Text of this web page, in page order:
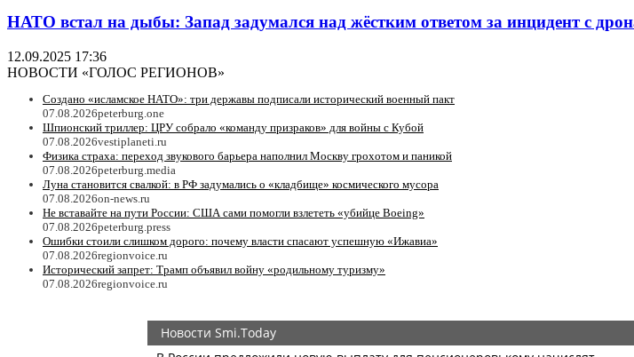
НАТО встал на дыбы: Запад задумался над жёстким ответом за инцидент с
12.09.2025 17:36
НОВОСТИ «ГОЛОС РЕГИОНОВ»
Создано «исламское НАТО»: три державы подписали исторический военный пакт
07.08.2026peterburg.one
Шпионский триллер: ЦРУ собрало «команду призраков» для войны с Кубой
07.08.2026vestiplaneti.ru
Физика страха: переход звукового барьера наполнил Москву грохотом и паникой
07.08.2026peterburg.media
Луна становится свалкой: в РФ задумались о «кладбище» космического мусора
07.08.2026on-news.ru
Не вставайте на пути России: США сами помогли взлететь «убийце Boeing»
07.08.2026peterburg.press
Ошибки стоили слишком дорого: почему власти спасают успешную «Ижавиа»
07.08.2026regionvoice.ru
Исторический запрет: Трамп объявил войну «родильному туризму»
07.08.2026regionvoice.ru